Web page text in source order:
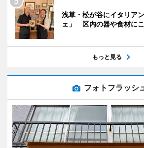
浅草・松が谷にイタリア
ェ」 区内の器や食材に
もっと見る
フォトフラッシ